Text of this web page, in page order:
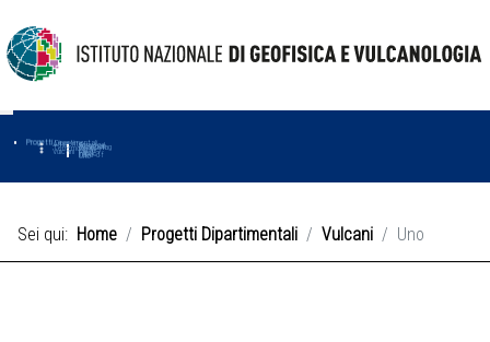
Progetti
Progetti Dipartimentali
AmbienteAmused
Macmap
Tropomag
TerremotiFurther
Muse
Vulcani First
Impact
Love-cf
Uno
Sei qui: Home Progetti Dipartimentali Vulcani Uno